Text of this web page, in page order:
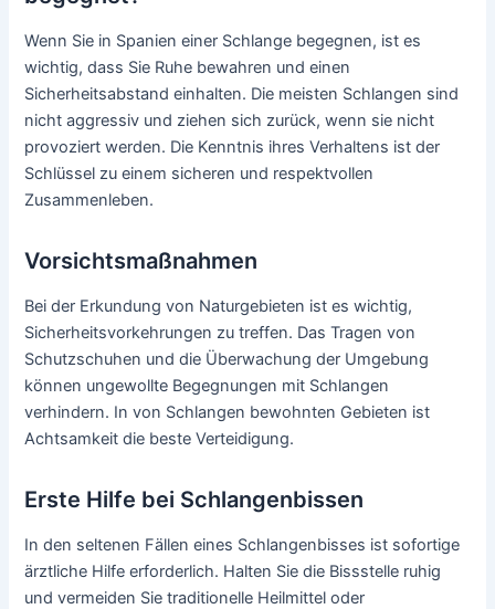
Wenn Sie in Spanien einer Schlange begegnen, ist es
wichtig, dass Sie Ruhe bewahren und einen
Sicherheitsabstand einhalten. Die meisten Schlangen sind
nicht aggressiv und ziehen sich zurück, wenn sie nicht
provoziert werden. Die Kenntnis ihres Verhaltens ist der
Schlüssel zu einem sicheren und respektvollen
Zusammenleben.
Vorsichtsmaßnahmen
Bei der Erkundung von Naturgebieten ist es wichtig,
Sicherheitsvorkehrungen zu treffen. Das Tragen von
Schutzschuhen und die Überwachung der Umgebung
können ungewollte Begegnungen mit Schlangen
verhindern. In von Schlangen bewohnten Gebieten ist
Achtsamkeit die beste Verteidigung.
Erste Hilfe bei Schlangenbissen
In den seltenen Fällen eines Schlangenbisses ist sofortige
ärztliche Hilfe erforderlich. Halten Sie die Bissstelle ruhig
und vermeiden Sie traditionelle Heilmittel oder